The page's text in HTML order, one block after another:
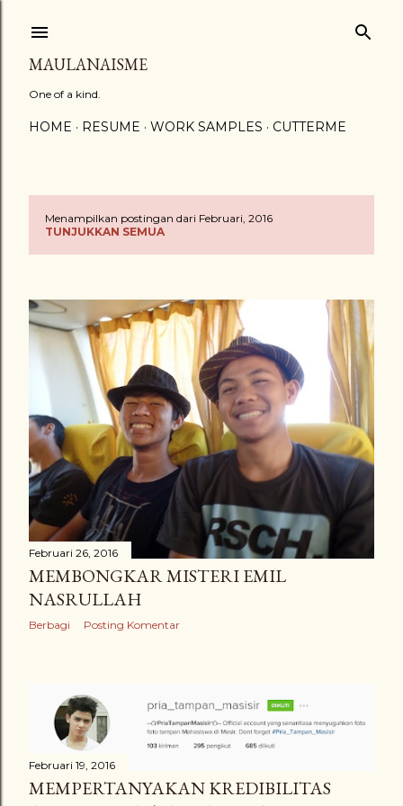
MAULANAISME
One of a kind.
HOME RESUME WORK SAMPLES CUTTERME
s
t
n
g
a
n
Menampilkan postingan dari Februari, 2016
TUNJUKKAN SEMUA
Februari 26, 2016
MEMBONGKAR MISTERI EMIL
NASRULLAH
Berbagi Posting Komentar
Februari 19, 2016
MEMPERTANYAKAN KREDIBILITAS